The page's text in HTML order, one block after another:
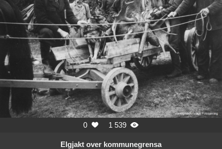
0  1 539 
Elgjakt over kommunegrensa